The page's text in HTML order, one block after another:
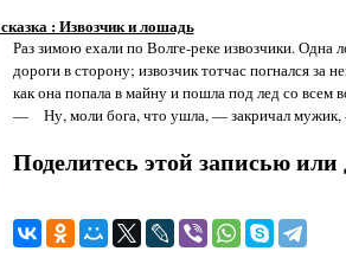
: Извозчик и лошадь
Раз зимою ехали по Волге-реке извозчики. Одна
дороги в сторону; извозчик тотчас погнался за
как она попала в майну и пошла под лед со всем
— Ну, моли бога, что ушла, — закричал мужик,
Поделитесь этой записью или